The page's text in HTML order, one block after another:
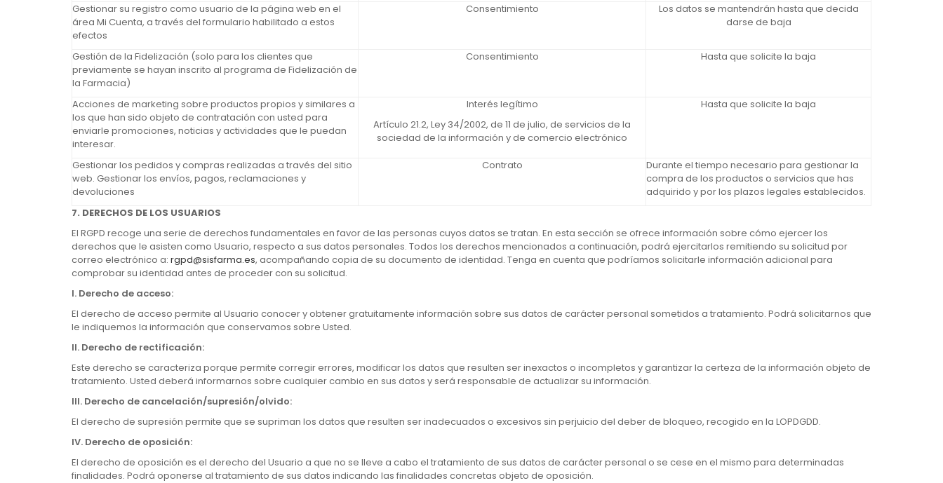
Gestionar su registro como usuario de la página web en el
área Mi Cuenta, a través del formulario habilitado a estos
efectos
Consentimiento
Los datos se mantendrán hasta que decida
darse de baja
Gestión de la Fidelización (solo para los clientes que
previamente se hayan inscrito al programa de Fidelización de
la Farmacia)
Consentimiento Hasta que solicite la baja
Acciones de marketing sobre productos propios y similares a
los que han sido objeto de contratación con usted para
enviarle promociones, noticias y actividades que le puedan
interesar.
Interés legítimo
Artículo 21.2, Ley 34/2002, de 11 de julio, de servicios de la
sociedad de la información y de comercio electrónico
Hasta que solicite la baja
Gestionar los pedidos y compras realizadas a través del sitio
web. Gestionar los envíos, pagos, reclamaciones y
devoluciones
Contrato
Durante el tiempo necesario para gestionar la
compra de los productos o servicios que has
adquirido y por los plazos legales establecidos.
7. DERECHOS DE LOS USUARIOS
El RGPD recoge una serie de derechos fundamentales en favor de las personas cuyos datos se tratan. En esta sección se ofrece información sobre cómo ejercer los
derechos que le asisten como Usuario, respecto a sus datos personales. Todos los derechos mencionados a continuación, podrá ejercitarlos remitiendo su solicitud por
correo electrónico a: rgpd@sisfarma.es, acompañando copia de su documento de identidad. Tenga en cuenta que podríamos solicitarle información adicional para
comprobar su identidad antes de proceder con su solicitud.
I. Derecho de acceso:
El derecho de acceso permite al Usuario conocer y obtener gratuitamente información sobre sus datos de carácter personal sometidos a tratamiento. Podrá solicitarnos que
le indiquemos la información que conservamos sobre Usted.
II. Derecho de rectificación:
Este derecho se caracteriza porque permite corregir errores, modificar los datos que resulten ser inexactos o incompletos y garantizar la certeza de la información objeto de
tratamiento. Usted deberá informarnos sobre cualquier cambio en sus datos y será responsable de actualizar su información.
III. Derecho de cancelación/supresión/olvido:
El derecho de supresión permite que se supriman los datos que resulten ser inadecuados o excesivos sin perjuicio del deber de bloqueo, recogido en la LOPDGDD.
IV. Derecho de oposición:
El derecho de oposición es el derecho del Usuario a que no se lleve a cabo el tratamiento de sus datos de carácter personal o se cese en el mismo para determinadas
finalidades. Podrá oponerse al tratamiento de sus datos indicando las finalidades concretas objeto de oposición.